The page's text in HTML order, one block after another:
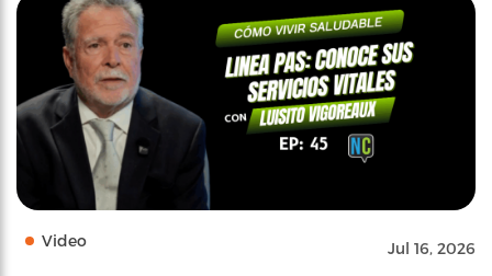
Video Jul 16, 2026